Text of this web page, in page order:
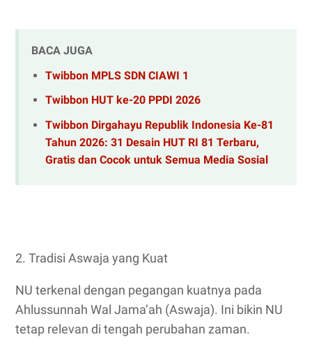
BACA JUGA
Twibbon MPLS SDN CIAWI 1
Twibbon HUT ke-20 PPDI 2026
Twibbon Dirgahayu Republik Indonesia Ke-81
Tahun 2026: 31 Desain HUT RI 81 Terbaru,
Gratis dan Cocok untuk Semua Media Sosial
2. Tradisi Aswaja yang Kuat
NU terkenal dengan pegangan kuatnya pada
Ahlussunnah Wal Jama’ah (Aswaja). Ini bikin NU
tetap relevan di tengah perubahan zaman.